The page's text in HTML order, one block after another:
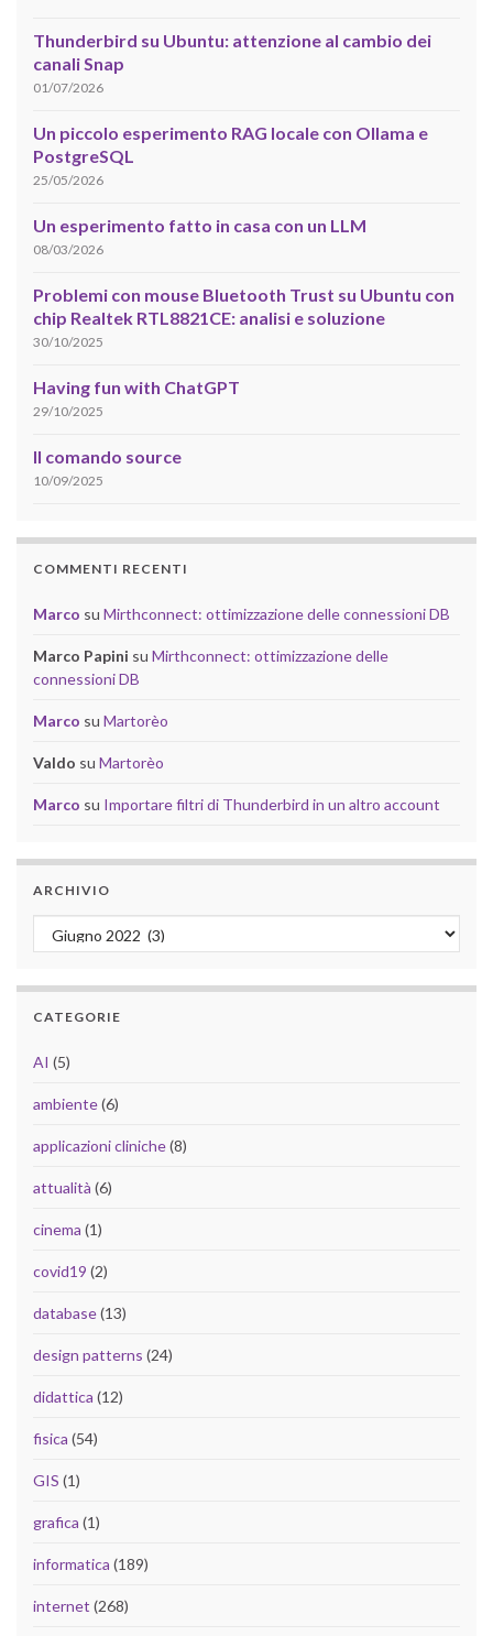
Thunderbird su Ubuntu: attenzione al cambio dei
canali Snap
01/07/2026
Un piccolo esperimento RAG locale con Ollama e
PostgreSQL
25/05/2026
Un esperimento fatto in casa con un LLM
08/03/2026
Problemi con mouse Bluetooth Trust su Ubuntu con
chip Realtek RTL8821CE: analisi e soluzione
30/10/2025
Having fun with ChatGPT
29/10/2025
Il comando source
10/09/2025
COMMENTI RECENTI
Marco su Mirthconnect: ottimizzazione delle connessioni DB
Marco Papini su Mirthconnect: ottimizzazione delle
connessioni DB
Marco su Martorèo
Valdo su Martorèo
Marco su Importare filtri di Thunderbird in un altro account
ARCHIVIO
Archivio
CATEGORIE
AI (5)
ambiente(6)
applicazioni cliniche(8)
attualità (6)
cinema (1)
covid19 (2)
database(13)
design patterns (24)
didattica (12)
fisica (54)
GIS (1)
grafica (1)
informatica (189)
internet (268)